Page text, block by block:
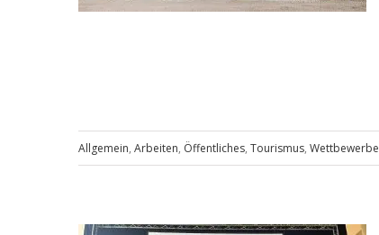
20 Jahre holz.architekten
Allgemein, Arbeiten, Öffentliches, Tourismus, Wettbewerbe